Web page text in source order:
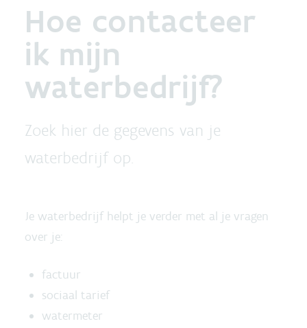
Hoe contacteer
ik mijn
waterbedrijf?
Zoek hier de gegevens van je
waterbedrijf op.
Je waterbedrijf helpt je verder met al je vragen
over je:
factuur
sociaal tarief
watermeter